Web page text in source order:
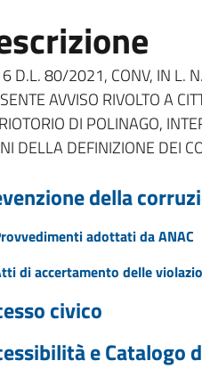
D.L. 80/2021, CONV, IN L.
AVVISO RIVOLTO A
DI POLINAGO,
DELLA DEFINIZIONE DEI
della
adottati da ANAC
di accertamento delle
civico
e Catalogo